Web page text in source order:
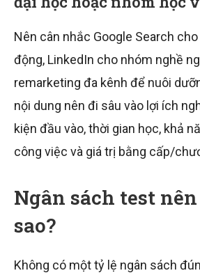
Nên cân nhắc Google Search
động, LinkedIn cho nhóm nghề
remarketing đa kênh để nuôi
nội dung nên đi sâu vào lợi ích
kiện đầu vào, thời gian học, khả
công việc và giá trị bằng cấp/
Ngân sách test
sao?
Không có một tỷ lệ ngân sách